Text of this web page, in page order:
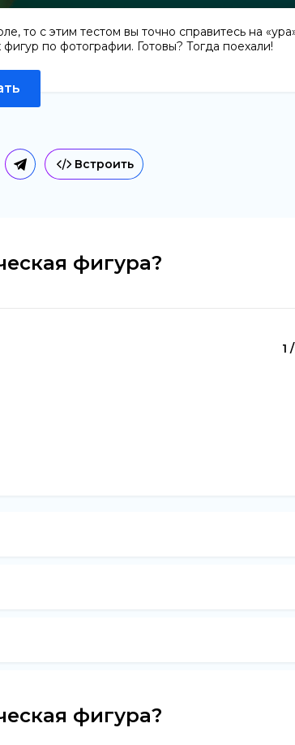
то с этим тестом вы точно справитесь на
по фотографии. Готовы? Тогда поехали!
Встроить
фигура?
1
фигура?